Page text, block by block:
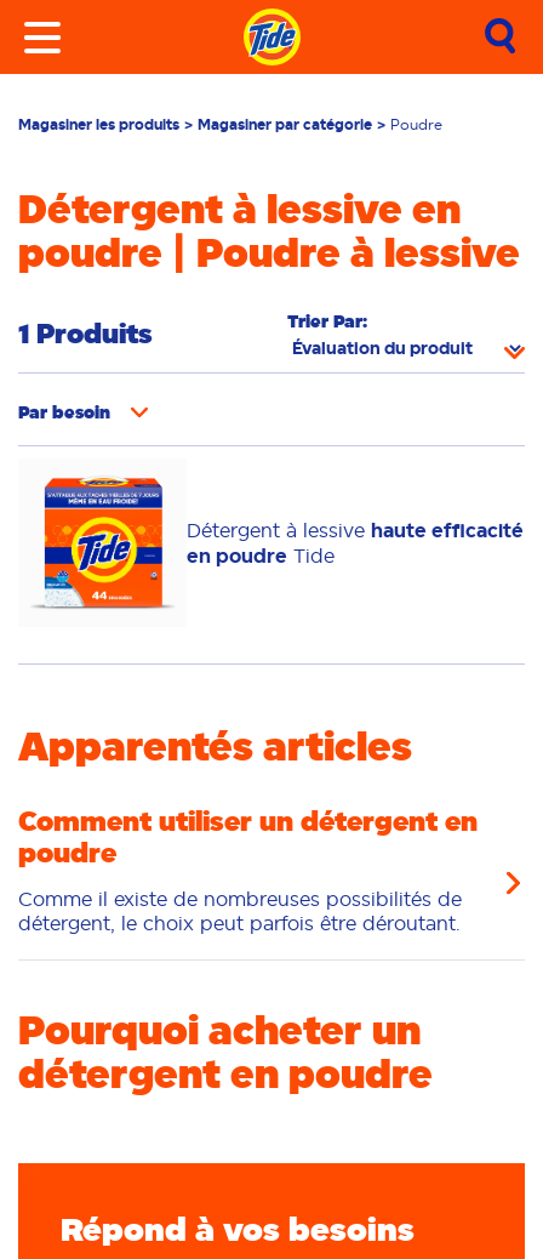
Magasiner les produits Magasiner par catégorie Poudre
Détergent à lessive en
poudre | Poudre à lessive
1 Produits Trier Par:
Par besoin
Additifs
Élimination des taches
Détergent à lessivehaute efficacité
en poudre Tide
Apparentés articles
Comment utiliser un détergent en
poudre
Comme il existe de nombreuses possibilités de
détergent, le choix peut parfois être déroutant.
Pourquoi acheter un
détergent en poudre
Répond à vos besoins